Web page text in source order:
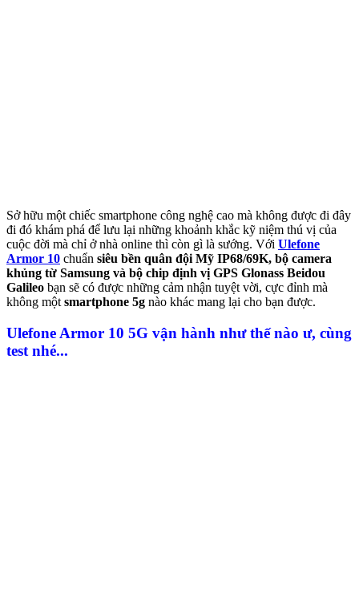
Sở hữu một chiếc smartphone công nghệ cao mà không được đi đây
đi đó khám phá để lưu lại những khoảnh khắc kỹ niệm thú vị của
cuộc đời mà chỉ ở nhà online thì còn gì là sướng. Với Ulefone
Armor 10 chuẩn siêu bền quân đội Mỹ IP68/69K, bộ camera
khủng từ Samsung và bộ chip định vị GPS Glonass Beidou
Galileo bạn sẽ có được những cảm nhận tuyệt vời, cực đỉnh mà
không một smartphone 5g nào khác mang lại cho bạn được.
Ulefone Armor 10 5G vận hành như thế nào ư, cùng
test nhé...